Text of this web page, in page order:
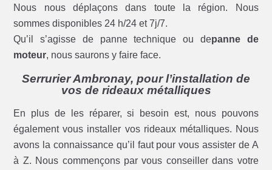
Nous nous déplaçons dans toute la région. Nous
sommes disponibles 24 h/24 et 7j/7.
Qu’il s’agisse de panne technique ou depanne de
moteur, nous saurons y faire face.
Serrurier Ambronay, pour l’installation de
vos de rideaux métalliques
En plus de les réparer, si besoin est, nous pouvons
également vous installer vos rideaux métalliques. Nous
avons la connaissance qu’il faut pour vous assister de A
à Z. Nous commençons par vous conseiller dans votre